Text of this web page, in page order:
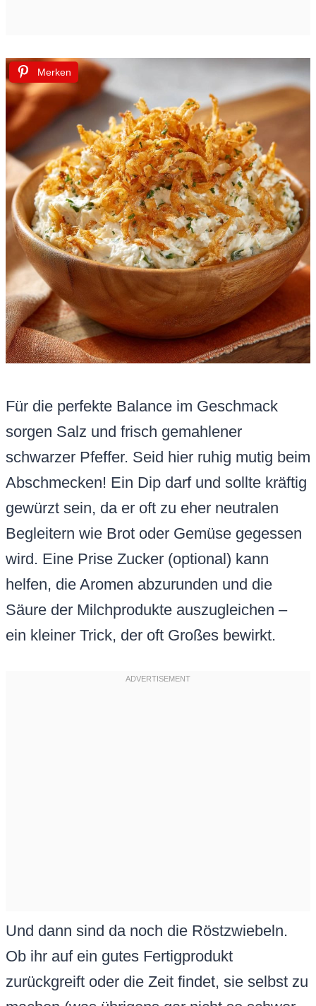
Merken
Für die perfekte Balance im Geschmack
sorgen Salz und frisch gemahlener
schwarzer Pfeffer. Seid hier ruhig mutig beim
Abschmecken! Ein Dip darf und sollte kräftig
gewürzt sein, da er oft zu eher neutralen
Begleitern wie Brot oder Gemüse gegessen
wird. Eine Prise Zucker (optional) kann
helfen, die Aromen abzurunden und die
Säure der Milchprodukte auszugleichen –
ein kleiner Trick, der oft Großes bewirkt.
Und dann sind da noch die Röstzwiebeln.
Ob ihr auf ein gutes Fertigprodukt
zurückgreift oder die Zeit findet, sie selbst zu